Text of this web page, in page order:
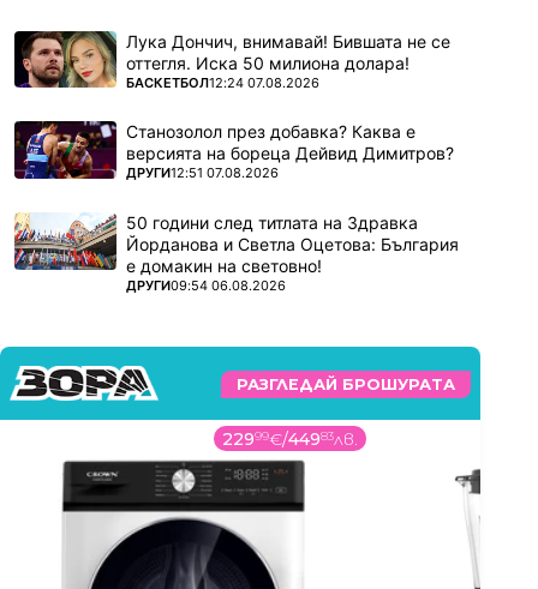
Лука Дончич, внимавай! Бившата не се
оттегля. Иска 50 милиона долара!
ПОВЕЧЕ ОТ
БАСКЕТБОЛ12:24 07.08.2026
Станозолол през добавка? Каква е
версията на бореца Дейвид Димитров?
ПОВЕЧЕ ОТ
ДРУГИ12:51 07.08.2026
50 години след титлата на Здравка
Йорданова и Светла Оцетова: България
е домакин на световно!
ПОВЕЧЕ ОТ
ДРУГИ09:54 06.08.2026
РАЗГЛЕДАЙ БРОШУРАТА
22999€/44983лв.